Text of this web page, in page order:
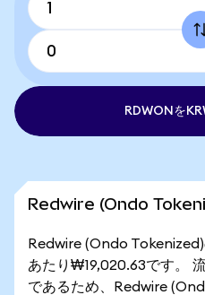
RDWONを
Redwire (Ondo
Redwire (Ondo
あたり₩19,020.63です。
であるため、Redwire